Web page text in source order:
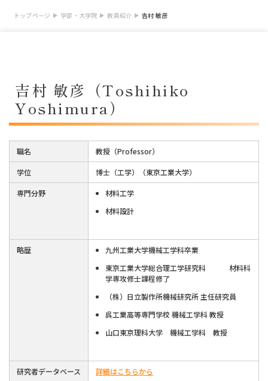
トップページ 学部・大学院 教員紹介 吉村 敏彦
吉村 敏彦（Toshihiko
Yoshimura）
職名 教授（Professor）
学位 博士（工学）（東京工業大学）
専門分野
材料工学
材料設計
略歴
九州工業大学機械工学科卒業
東京工業大学総合理工学研究科 材料科
学専攻修士課程修了
（株）日立製作所機械研究所 主任研究員
呉工業高等専門学校 機械工学科 教授
山口東京理科大学 機械工学科 教授
研究者データベース 詳細はこちらから